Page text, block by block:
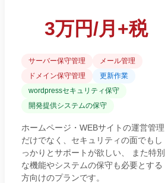
3万円/月+税
サーバー保守管理
メール管理
ドメイン保守管理
更新作業
wordpressセキュリティ保守
開発提供システムの保守
ホームページ・WEBサイトの運営管理
だけでなく、セキュリティの面でもし
っかりとサポートが欲しい、 また特別
な機能やシステムの保守も必要とする
方向けのプランです。